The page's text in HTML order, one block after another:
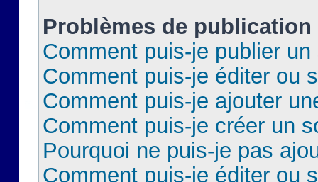
Problèmes de publication
Comment puis-je publier
Comment puis-je éditer ou
Comment puis-je ajouter
Comment puis-je créer un
Pourquoi ne puis-je pas
Comment puis-je éditer ou